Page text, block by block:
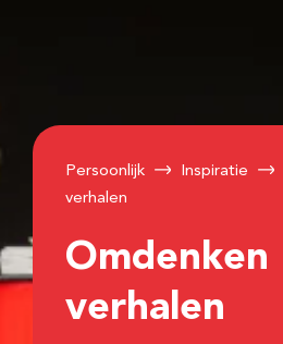
Persoonlijk Inspiratie
verhalen
Omdenken
verhalen